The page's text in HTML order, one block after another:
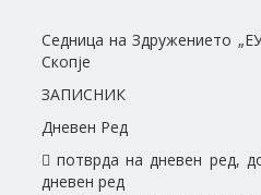
Седница на Здружението
Скопје
ЗАПИСНИК
Дневен Ред
 потврда на дневен ред,
дневен ред